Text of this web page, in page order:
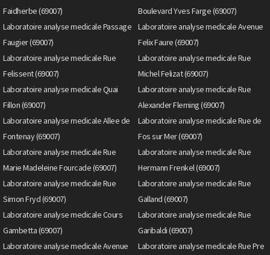
Faidherbe (69007)
Boulevard Yves Farge (69007)
Laboratoire analyse medicale Passage
Faugier (69007)
Laboratoire analyse medicale Avenue
Felix Faure (69007)
Laboratoire analyse medicale Rue
Felissent (69007)
Laboratoire analyse medicale Rue
Michel Felizat (69007)
Laboratoire analyse medicale Quai
Fillon (69007)
Laboratoire analyse medicale Rue
Alexander Fleming (69007)
Laboratoire analyse medicale Allee de
Fontenay (69007)
Laboratoire analyse medicale Rue de
Fos sur Mer (69007)
Laboratoire analyse medicale Rue
Marie Madeleine Fourcade (69007)
Laboratoire analyse medicale Rue
Hermann Frenkel (69007)
Laboratoire analyse medicale Rue
Simon Fryd (69007)
Laboratoire analyse medicale Rue
Galland (69007)
Laboratoire analyse medicale Cours
Gambetta (69007)
Laboratoire analyse medicale Rue
Garibaldi (69007)
Laboratoire analyse medicale Avenue
Laboratoire analyse medicale Rue Pre